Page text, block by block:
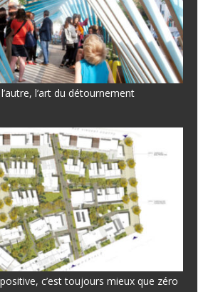
l’art du détournement
c’est toujours mieux que zéro